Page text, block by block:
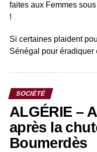
faites aux Femmes
!
Si certaines plaident
Sénégal pour éradiquer
présidente de l’AJS
souhaitent plus de
Sa réaction sur cette
SOCIÉTÉ
ALGÉRIE –
après la
Boumerdès